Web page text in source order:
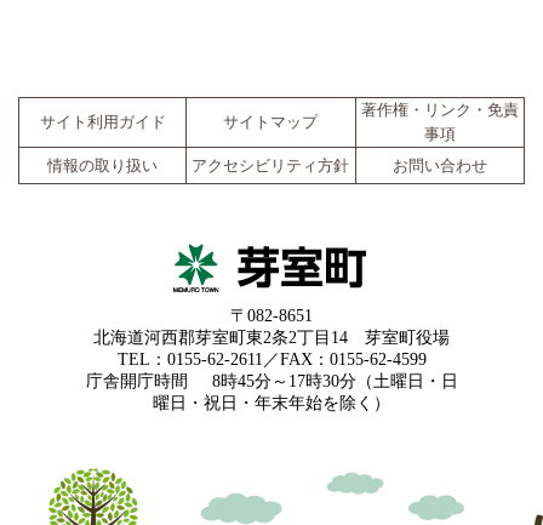
サイト利用ガイド サイトマップ
著作権・リンク・免責
事項
情報の取り扱い
アクセシビリティ方針 お問い合わせ
〒082-8651
北海道河西郡芽室町東2条2丁目14 芽室町役場
TEL：0155-62-2611／FAX：0155-62-4599
庁舎開庁時間
8時45分～17時30分（土曜日・日
曜日・祝日・年末年始を除く）